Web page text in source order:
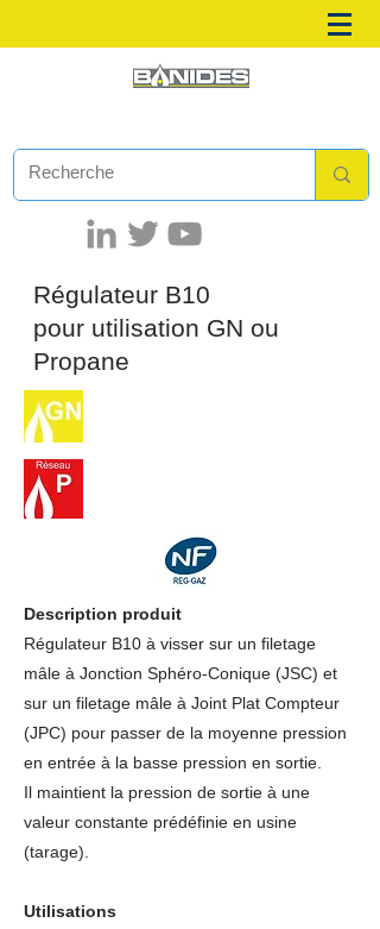
Régulateur B10
pour utilisation GN ou
Propane
Description produit
Régulateur B10 à visser sur un filetage
mâle à Jonction Sphéro-Conique (JSC) et
sur un filetage mâle à Joint Plat Compteur
(JPC) pour passer de la moyenne pression
en entrée à la basse pression en sortie.
Il maintient la pression de sortie à une
valeur constante prédéfinie en usine
(tarage).
Utilisations